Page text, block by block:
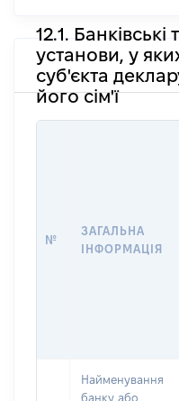
12.1. Банківські
установи, у
суб'єкта
його сім'ї
№
ЗАГАЛЬНА
ІНФОРМАЦІЯ
Найменування
банку або